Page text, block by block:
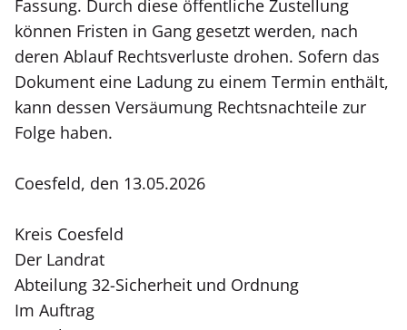
Fassung. Durch diese öffentliche Zustellung
können Fristen in Gang gesetzt werden, nach
deren Ablauf Rechtsverluste drohen. Sofern das
Dokument eine Ladung zu einem Termin enthält,
kann dessen Versäumung Rechtsnachteile zur
Folge haben.
Coesfeld, den 13.05.2026
Kreis Coesfeld
Der Landrat
Abteilung 32-Sicherheit und Ordnung
Im Auftrag